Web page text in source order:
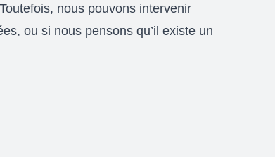
nous pouvons intervenir
ou si nous pensons qu’il existe un